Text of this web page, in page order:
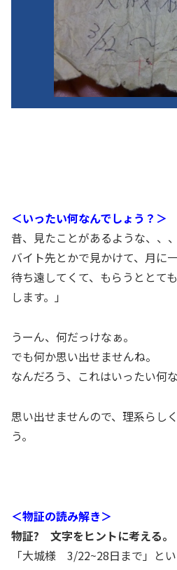
＜いったい何なんでしょう？＞
昔、見たことがあるような、、、
バイト先とかで見かけて、月に
待ち遠してくて、もらうととて
します。」
うーん、何だっけなぁ。
でも何か思い出せませんね。
なんだろう、これはいったい何
思い出せませんので、理系らし
う。
＜物証の読み解き＞
物証? 文字をヒントに考える。
「大城様 3/22~28日まで」と